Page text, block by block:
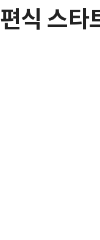
식 스타